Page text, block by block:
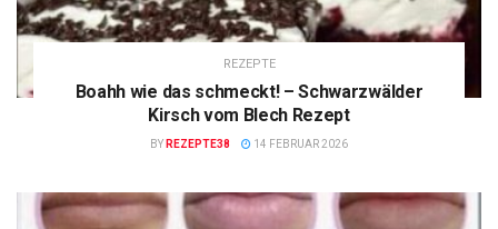
REZEPTE
Boahh wie das schmeckt! – Schwarzwälder
Kirsch vom Blech Rezept
BY REZEPTE38 14 FEBRUAR 2026